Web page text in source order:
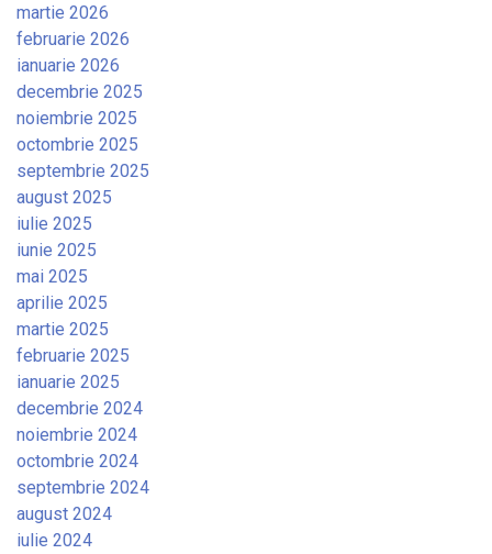
martie 2026
februarie 2026
ianuarie 2026
decembrie 2025
noiembrie 2025
octombrie 2025
septembrie 2025
august 2025
iulie 2025
iunie 2025
mai 2025
aprilie 2025
martie 2025
februarie 2025
ianuarie 2025
decembrie 2024
noiembrie 2024
octombrie 2024
septembrie 2024
august 2024
iulie 2024